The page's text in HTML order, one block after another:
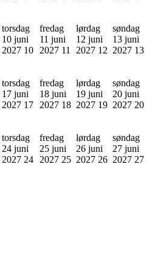
torsdag
10 juni
2027 10
fredag
11 juni
2027 11
lørdag
12 juni
2027 12
søndag
13 juni
2027 13
torsdag
17 juni
2027 17
fredag
18 juni
2027 18
lørdag
19 juni
2027 19
søndag
20 juni
2027 20
torsdag
24 juni
2027 24
fredag
25 juni
2027 25
lørdag
26 juni
2027 26
søndag
27 juni
2027 27